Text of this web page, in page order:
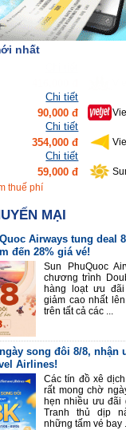
nhất
354,000 đ
Chi tiết
59,000 đ
Chi tiết
639,000 đ
Chi tiết
thuế phí
MẠI
Airways tung deal
đến 28% giá vé!
Sun PhuQuoc
chương trình
hàng loạt ưu
giảm cao nhất
trên tất cả các ...
song đôi 8/8, nhận
Airlines!
Các tín đồ xê
rất mong chờ
hẹn nhiều ưu đãi
Tranh thủ dịp
những tấm vé bay